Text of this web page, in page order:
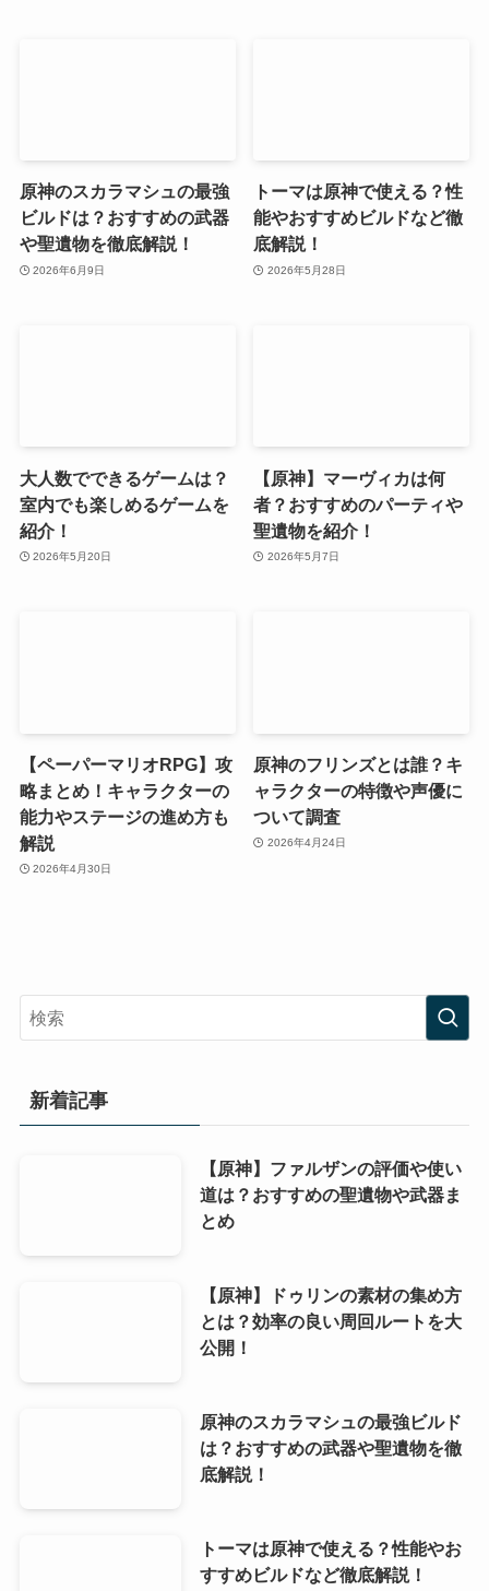
原神のスカラマシュの最強
ビルドは？おすすめの武器
や聖遺物を徹底解説！
2026年6月9日
トーマは原神で使える？性
能やおすすめビルドなど徹
底解説！
2026年5月28日
大人数でできるゲームは？
室内でも楽しめるゲームを
紹介！
2026年5月20日
【原神】マーヴィカは何
者？おすすめのパーティや
聖遺物を紹介！
2026年5月7日
【ペーパーマリオRPG】攻
略まとめ！キャラクターの
能力やステージの進め方も
解説
2026年4月30日
原神のフリンズとは誰？キ
ャラクターの特徴や声優に
ついて調査
2026年4月24日
新着記事
【原神】ファルザンの評価や使い
道は？おすすめの聖遺物や武器ま
とめ
【原神】ドゥリンの素材の集め方
とは？効率の良い周回ルートを大
公開！
原神のスカラマシュの最強ビルド
は？おすすめの武器や聖遺物を徹
底解説！
トーマは原神で使える？性能やお
すすめビルドなど徹底解説！